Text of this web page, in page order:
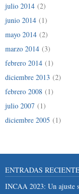
julio 2014 (2)
junio 2014 (1)
mayo 2014 (2)
marzo 2014 (3)
febrero 2014 (1)
diciembre 2013 (2)
febrero 2008 (1)
julio 2007 (1)
diciembre 2005 (1)
ENTRADAS
INCAA 2023: Un ajuste